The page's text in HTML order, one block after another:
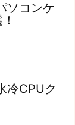
ソコンケ
冷CPUク